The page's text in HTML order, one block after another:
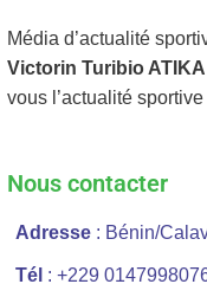
Média d’actualité
Victorin Turibio ATIKA
vous l’actualité
Nous contacter
Adresse : Bénin/
Tél : +229